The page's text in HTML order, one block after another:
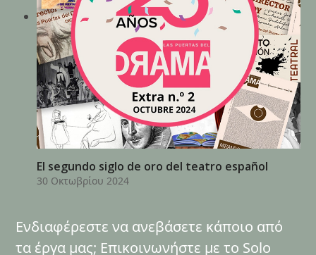
El segundo siglo de oro del teatro español
30 Οκτωβρίου 2024
Ενδιαφέρεστε να ανεβάσετε κάποιο από
τα έργα μας; Επικοινωνήστε με το Solo